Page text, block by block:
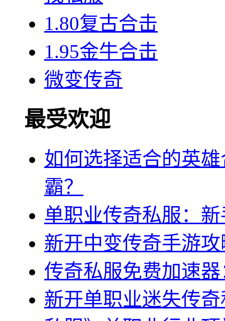
1.80复古合击
1.95金牛合击
微变传奇
最受欢迎
如何选择适合的英
霸？
单职业传奇私服：
新开中变传奇手游
传奇私服免费加速
新开单职业迷失传